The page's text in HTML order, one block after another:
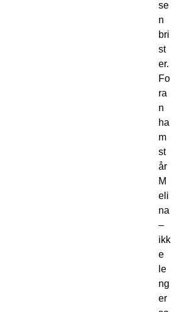
se
n
bri
st
er.
Fo
ra
n
ha
m
st
år
M
eli
na
–
ikk
e
le
ng
er